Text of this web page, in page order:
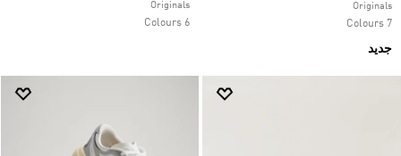
Originals
7 Colours
جديد
Originals
6 Colours